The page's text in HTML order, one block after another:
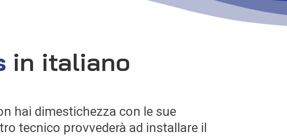
in italiano
hai dimestichezza con le sue
tecnico provvederà ad installare il